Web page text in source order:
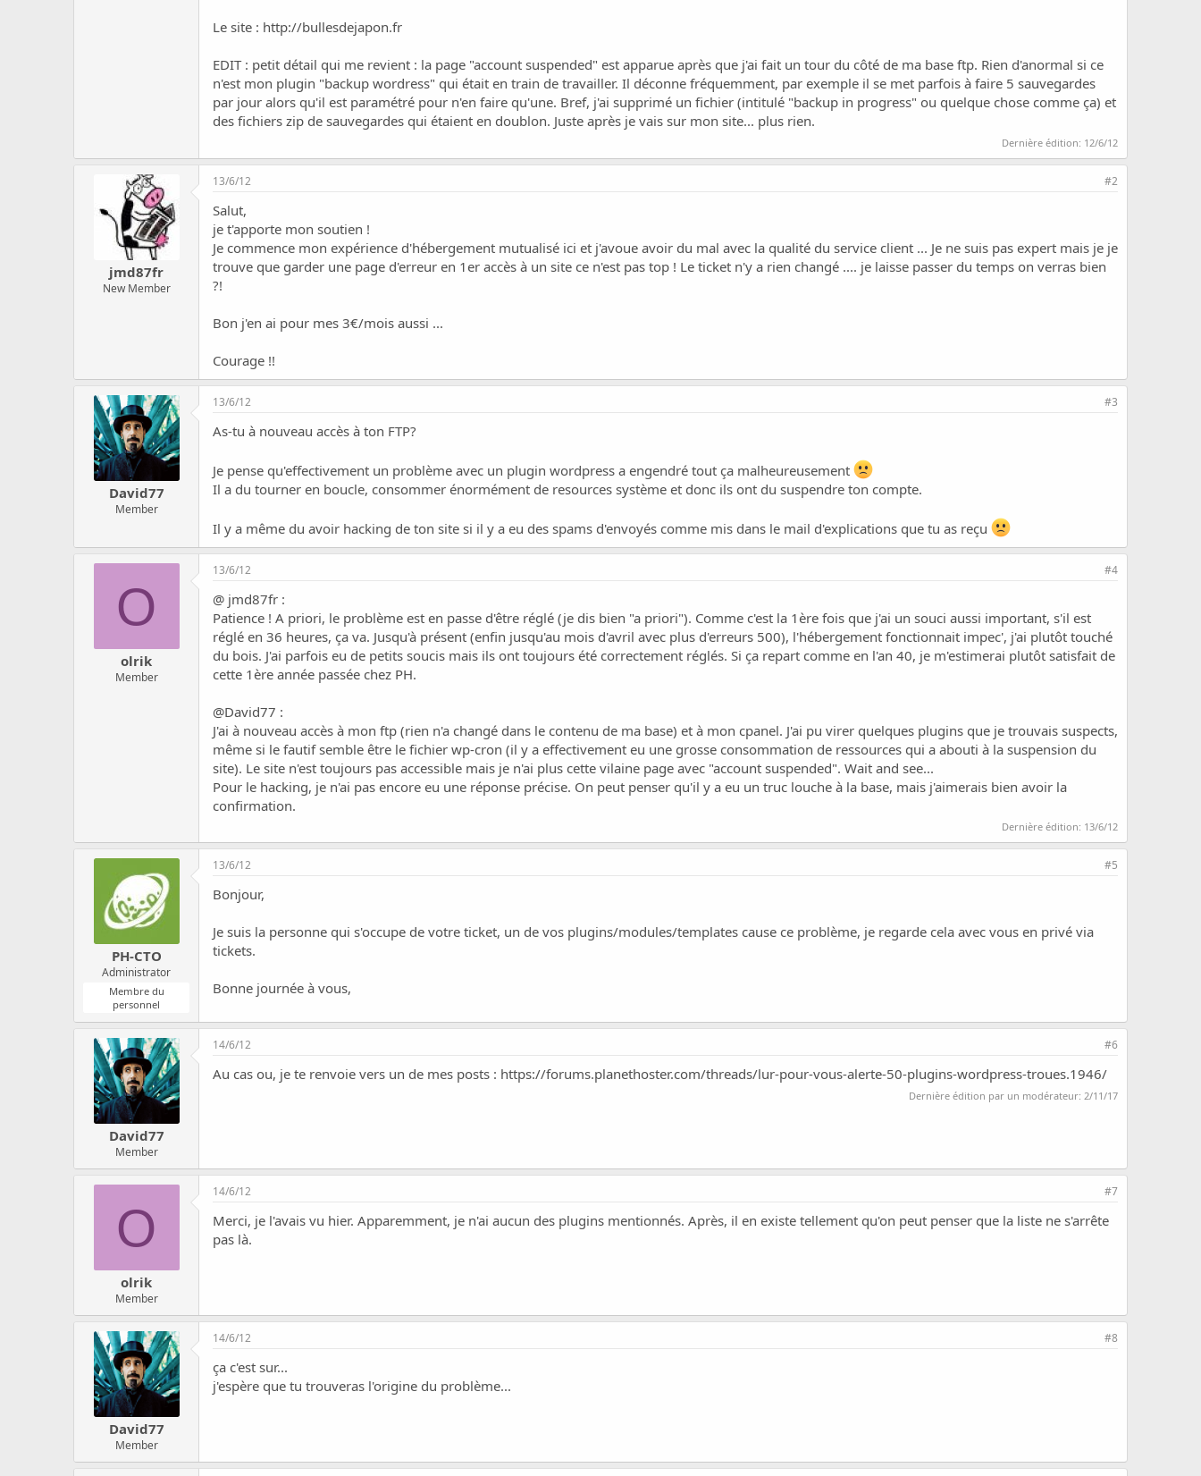
Le site : http://bullesdejapon.fr
EDIT : petit détail qui me revient : la page "account suspended" est apparue après que j'ai fait un tour du côté de ma base ftp. Rien d'anormal si ce
n'est mon plugin "backup wordress" qui était en train de travailler. Il déconne fréquemment, par exemple il se met parfois à faire 5 sauvegardes
par jour alors qu'il est paramétré pour n'en faire qu'une. Bref, j'ai supprimé un fichier (intitulé "backup in progress" ou quelque chose comme ça) et
des fichiers zip de sauvegardes qui étaient en doublon. Juste après je vais sur mon site... plus rien.
Dernière édition: 12/6/12
jmd87fr
New Member
13/6/12 #2
Salut,
je t'apporte mon soutien !
Je commence mon expérience d'hébergement mutualisé ici et j'avoue avoir du mal avec la qualité du service client ... Je ne suis pas expert mais je je
trouve que garder une page d'erreur en 1er accès à un site ce n'est pas top ! Le ticket n'y a rien changé .... je laisse passer du temps on verras bien
?!
Bon j'en ai pour mes 3€/mois aussi ...
Courage !!
David77
Member
13/6/12 #3
As-tu à nouveau accès à ton FTP?
Je pense qu'effectivement un problème avec un plugin wordpress a engendré tout ça malheureusement
Il a du tourner en boucle, consommer énormément de resources système et donc ils ont du suspendre ton compte.
Il y a même du avoir hacking de ton site si il y a eu des spams d'envoyés comme mis dans le mail d'explications que tu as reçu
O
olrik
Member
13/6/12 #4
@ jmd87fr :
Patience ! A priori, le problème est en passe d'être réglé (je dis bien "a priori"). Comme c'est la 1ère fois que j'ai un souci aussi important, s'il est
réglé en 36 heures, ça va. Jusqu'à présent (enfin jusqu'au mois d'avril avec plus d'erreurs 500), l'hébergement fonctionnait impec', j'ai plutôt touché
du bois. J'ai parfois eu de petits soucis mais ils ont toujours été correctement réglés. Si ça repart comme en l'an 40, je m'estimerai plutôt satisfait de
cette 1ère année passée chez PH.
@David77 :
J'ai à nouveau accès à mon ftp (rien n'a changé dans le contenu de ma base) et à mon cpanel. J'ai pu virer quelques plugins que je trouvais suspects,
même si le fautif semble être le fichier wp-cron (il y a effectivement eu une grosse consommation de ressources qui a abouti à la suspension du
site). Le site n'est toujours pas accessible mais je n'ai plus cette vilaine page avec "account suspended". Wait and see...
Pour le hacking, je n'ai pas encore eu une réponse précise. On peut penser qu'il y a eu un truc louche à la base, mais j'aimerais bien avoir la
confirmation.
Dernière édition: 13/6/12
PH-CTO
Administrator
Membre du
personnel
13/6/12 #5
Bonjour,
Je suis la personne qui s'occupe de votre ticket, un de vos plugins/modules/templates cause ce problème, je regarde cela avec vous en privé via
tickets.
Bonne journée à vous,
David77
Member
14/6/12 #6
Au cas ou, je te renvoie vers un de mes posts : https://forums.planethoster.com/threads/lur-pour-vous-alerte-50-plugins-wordpress-troues.1946/
Dernière édition par un modérateur: 2/11/17
O
olrik
Member
14/6/12 #7
Merci, je l'avais vu hier. Apparemment, je n'ai aucun des plugins mentionnés. Après, il en existe tellement qu'on peut penser que la liste ne s'arrête
pas là.
David77
Member
14/6/12 #8
ça c'est sur...
j'espère que tu trouveras l'origine du problème...